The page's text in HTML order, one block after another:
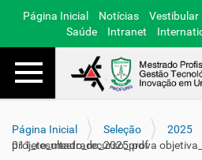
Página Inicial Notícias Vestibular
Saúde
Intranet
Toggle navigation
Página Inicial Seleção
2025
011_resultado_recurso_prova objetiva_pré-projeto_mestrado_2025.pdf